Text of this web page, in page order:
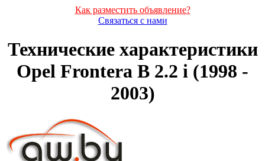
Как разместить объявление?
Связаться с нами
Технические характеристики
Opel Frontera B 2.2 i (1998 -
2003)